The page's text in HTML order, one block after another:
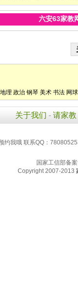
六安63家教
地理 政治 钢琴 美术 书法 网球
关于我们 - 请家教
约我哦 联系QQ：
国家工信部备
Copyright 2007-2013